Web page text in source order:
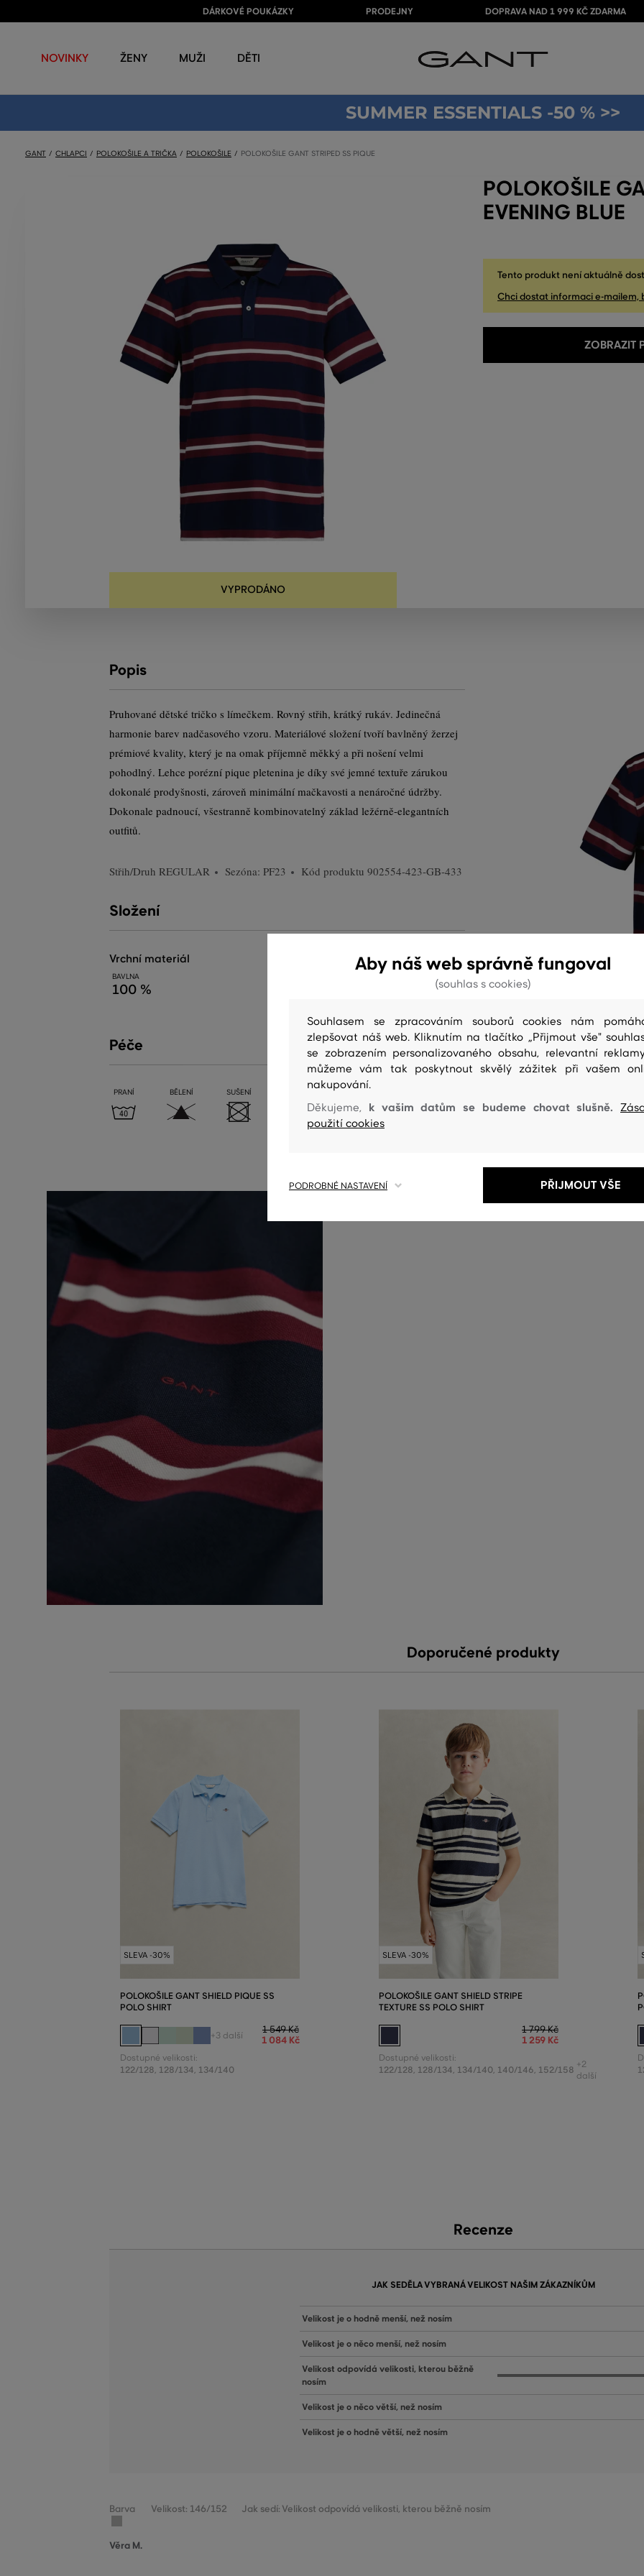
DÁRKOVÉ POUKÁZKY PRODEJNY DOPRAVA NAD 1 999 KČ ZDARMA
NOVINKY ŽENY MUŽI DĚTI
SUMMER ESSENTIALS -50 % >>
GANT CHLAPCI POLOKOŠILE A TRIČKA POLOKOŠILE POLOKOŠILE GANT STRIPED SS PIQUE
VYPRODÁNO
POLOKOŠILE
EVENING BLUE
Tento produkt není aktuálně
Chci dostat informaci e-mailem,
ZOBRAZIT
Popis
Pruhované dětské tričko s límečkem. Rovný střih, krátký rukáv. Jedinečná
harmonie barev nadčasového vzoru. Materiálové složení tvoří bavlněný žerzej
prémiové kvality, který je na omak příjemně měkký a při nošení velmi
pohodlný. Lehce porézní pique pletenina je díky své jemné textuře zárukou
dokonalé prodyšnosti, zároveň minimální mačkavosti a nenáročné údržby.
Dokonale padnoucí, všestranně kombinovatelný základ ležérně-elegantních
outfitů.
Střih/Druh REGULAR Sezóna: PF23 Kód produktu 902554-423-GB-433
Složení
vrchní materiál
BAVLNA
100 %
Péče
PRANÍ BĚLENÍ SUŠENÍ ČIŠTENÍ
Doporučené produkty
SLEVA -30%
POLOKOŠILE GANT SHIELD PIQUE SS
POLO SHIRT
+3 další 1 549 Kč
1 084 Kč
Dostupné velikosti:
122/128, 128/134, 134/140
SLEVA -30%
POLOKOŠILE GANT SHIELD STRIPE
TEXTURE SS POLO SHIRT
1 799 Kč
1 259 Kč
Dostupné velikosti:
122/128, 128/134, 134/140, 140/146, 152/158 +2
další
Recenze
JAK SEDĚLA VYBRANÁ VELIKOST NAŠIM ZÁKAZNÍKŮM
Velikost je o hodně menší, než nosím
Velikost je o něco menší, než nosím
Velikost odpovídá velikosti, kterou běžně
nosím
Velikost je o něco větší, než nosím
Velikost je o hodně větší, než nosím
Barva Velikost: 146/152 Jak sedí: Velikost odpovídá velikosti, kterou běžně nosím
Věra M.
Aby náš web správně fungoval
(souhlas s cookies)
Souhlasem se zpracováním souborů cookies nám
zlepšovat náš web. Kliknutím na tlačítko „Přijmout vše"
se zobrazením personalizovaného obsahu, relevantní
můžeme vám tak poskytnout skvělý zážitek při vašem
nakupování.
Děkujeme, k vašim datům se budeme chovat slušně.
použití cookies
PODROBNÉ NASTAVENÍ PŘIJMOUT VŠE